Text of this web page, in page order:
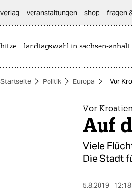
themen
verlag
veranstaltungen shop fragen
hitze landtagswahl in sachsen-anhalt
Startseite Politik Europa Vor
Vor
Auf
Viele
Die Stadt
5.8.2019